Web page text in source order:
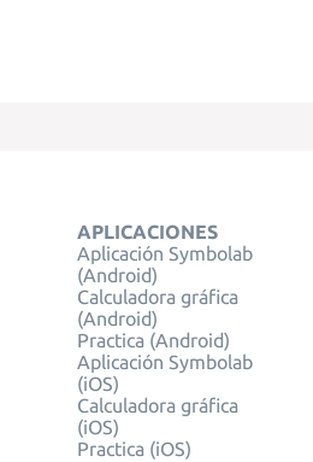
APLICACIONES
Aplicación Symbolab
(Android)
Calculadora gráfica
(Android)
Practica (Android)
Aplicación Symbolab
(iOS)
Calculadora gráfica
(iOS)
Practica (iOS)